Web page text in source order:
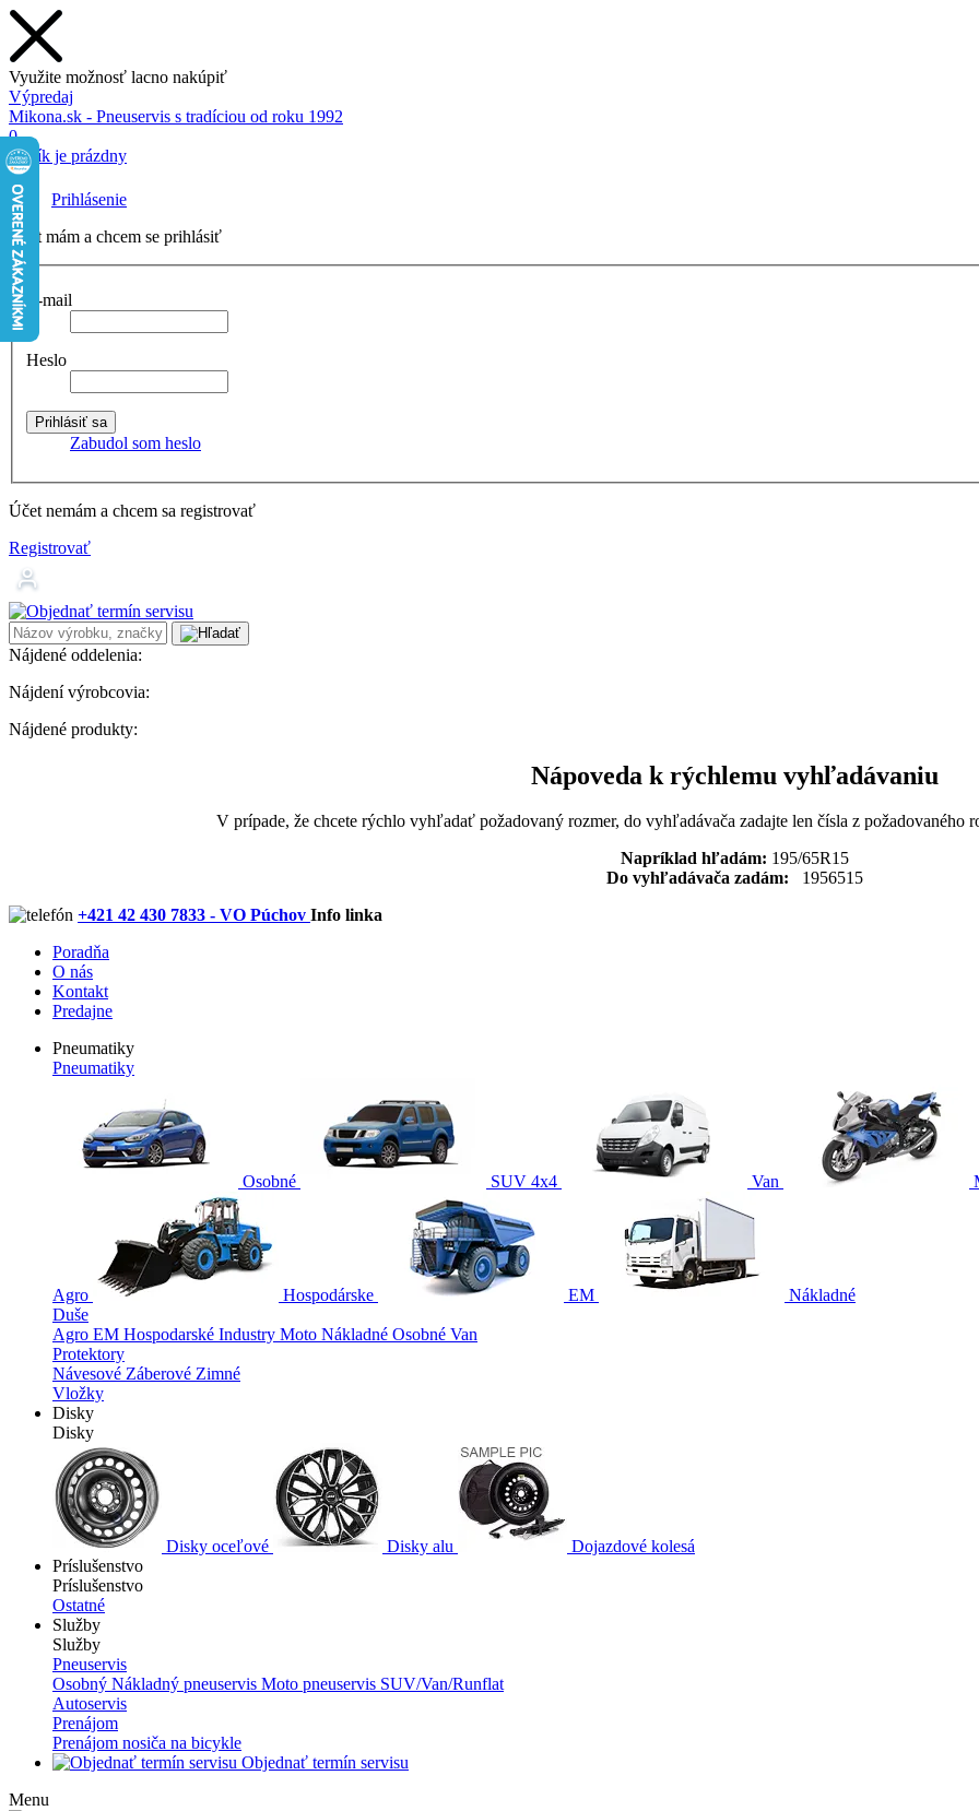
Využite možnosť lacno nakúpiť
Výpredaj
Mikona.sk - Pneuservis s tradíciou od roku 1992
0
Košík je prázdny
Prihlásenie
Účet mám a chcem se prihlásiť
E-mail
Heslo
Zabudol som heslo
Účet nemám a chcem sa registrovať
Registrovať
Nájdené oddelenia:
Nájdení výrobcovia:
Nájdené produkty:
Nápoveda k rýchlemu vyhľadávaniu
V prípade, že chcete rýchlo vyhľadať požadovaný rozmer, do vyhľadávača zadajte len čísla z požadovaného
Napríklad hľadám: 195/65R15
Do vyhľadávača zadám: 1956515
+421 42 430 7833 - VO Púchov Info linka
Poradňa
O nás
Kontakt
Predajne
Pneumatiky
Pneumatiky
Osobné SUV 4x4 Van
Agro Hospodárske EM
Nákladné
Duše
Agro EM Hospodarské Industry Moto Nákladné Osobné Van
Protektory
Návesové Záberové Zimné
Vložky
Disky
Disky
Disky oceľové Disky alu
Dojazdové kolesá
Príslušenstvo
Príslušenstvo
Ostatné
Služby
Služby
Pneuservis
Osobný Nákladný pneuservis Moto pneuservis SUV/Van/Runflat
Autoservis
Prenájom
Prenájom nosiča na bicykle
Objednať termín servisu
Menu